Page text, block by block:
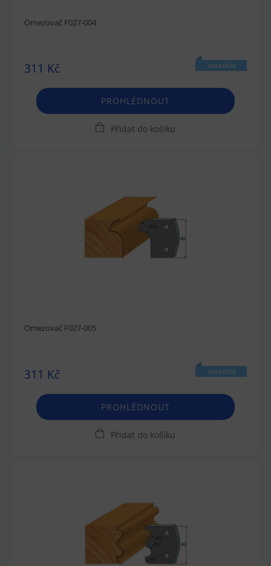
Omezovač F027-004
311 Kč SKLADEM
PROHLÉDNOUT
Přidat do košíku
Omezovač F027-005
311 Kč SKLADEM
PROHLÉDNOUT
Přidat do košíku